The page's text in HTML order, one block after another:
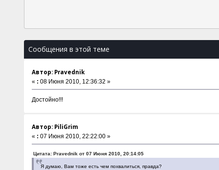
Сообщения в этой теме
Автор: Pravednik
« : 08 Июня 2010, 12:36:32 »
Достойно!!!
Автор: PiliGrim
« : 07 Июня 2010, 22:22:00 »
Цитата: Pravednik от 07 Июня 2010, 20:14:05
Я думаю, Вам тоже есть чем похвалиться, правда?